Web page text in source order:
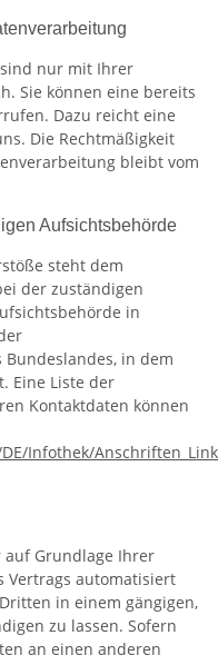
nur mit Ihrer
Sie können eine bereits
Dazu reicht eine
Die Rechtmäßigkeit
bleibt vom
Aufsichtsbehörde
steht dem
der zuständigen
in
in dem
Eine Liste der
Kontaktdaten können
Infothek/
auf Grundlage Ihrer
Vertrags automatisiert
in einem gängigen,
zu lassen. Sofern
an einen anderen